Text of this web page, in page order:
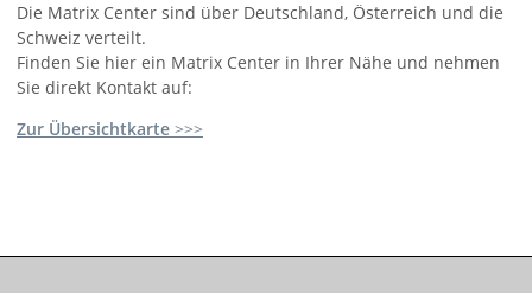
Die Matrix Center sind über Deutschland, Österreich und die
Schweiz verteilt.
Finden Sie hier ein Matrix Center in Ihrer Nähe und nehmen
Sie direkt Kontakt auf:
Zur Übersichtkarte >>>